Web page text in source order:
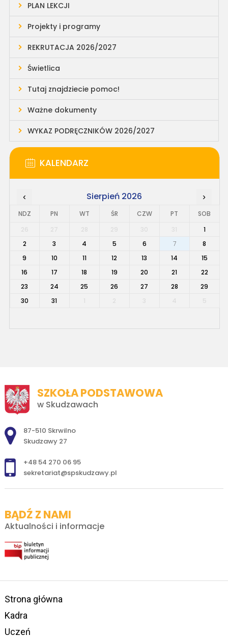
PLAN LEKCJI
Projekty i programy
REKRUTACJA 2026/2027
Świetlica
Tutaj znajdziecie pomoc!
Ważne dokumenty
WYKAZ PODRĘCZNIKÓW 2026/2027
KALENDARZ
‹ Sierpień 2026 ›
NDZ PN WT ŚR CZW PT
SOB
1
2
3 4 5 6 7
8
9
10 11 12 13 14
15
16
17 18 19 20 21
22
23
24 25 26 27 28
29
30
31
SZKOŁA PODSTAWOWA
w Skudzawach
Adres pocztowy:
87-510 Skrwilno
Skudzawy 27
+48 54 270 06 95
sekretariat@spskudzawy.pl
BĄDŹ Z NAMI
Aktualności i informacje
Strona główna
Kadra
Uczeń